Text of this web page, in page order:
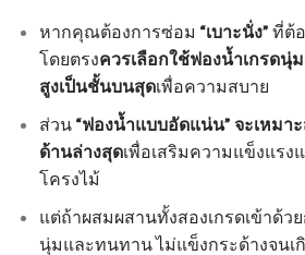
หากคุณต้องการซ่อม “เบาะนั่ง” ที่ต้
โดยตรงควรเลือกใช้ฟองน้ำเกรด
สูงเป็นชั้นบนสุดเพื่อความสบาย
ส่วน “ฟองน้ำแบบอัดแน่น” จะเหมา
ด้านล่างสุดเพื่อเสริมความแข็งแรง
โครงไม้
แต่ถ้าผสมผสานทั้งสองเกรดเข้าด้ว
นุ่มและทนทาน ไม่แข็งกระด้างจนเ